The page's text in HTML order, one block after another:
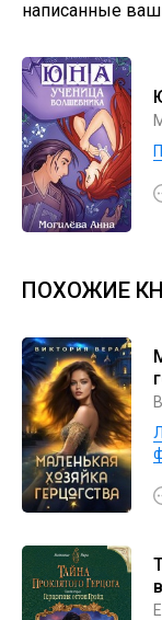
написанные
ПОХОЖИЕ